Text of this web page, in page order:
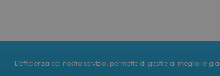
L'efficienza del nostro servizio, permette di gestire al meglio le